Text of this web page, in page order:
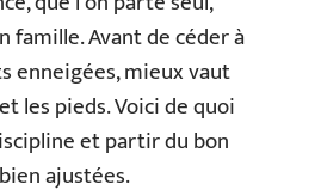
famille. Avant de céder à
enneigées, mieux vaut
les pieds. Voici de quoi
et partir du bon
ajustées.